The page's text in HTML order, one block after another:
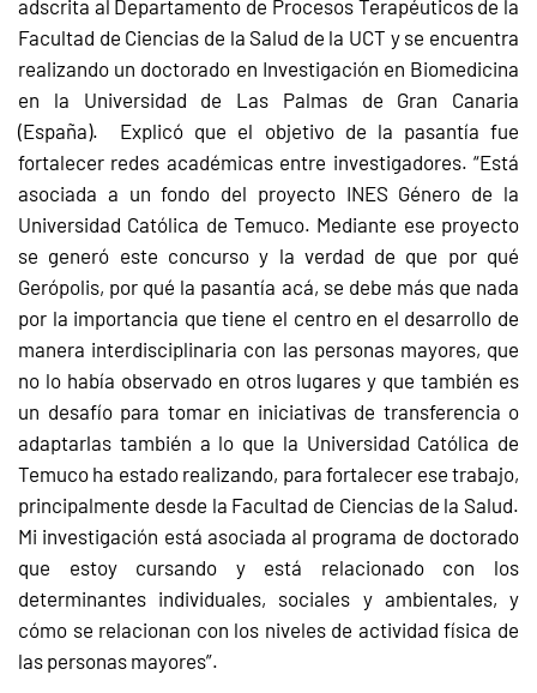
adscrita al Departamento de Procesos Terapéuticos de la
Facultad de Ciencias de la Salud de la UCT y se encuentra
realizando un doctorado en Investigación en Biomedicina
en la Universidad de Las Palmas de Gran Canaria
(España). Explicó que el objetivo de la pasantía fue
fortalecer redes académicas entre investigadores. “Está
asociada a un fondo del proyecto INES Género de la
Universidad Católica de Temuco. Mediante ese proyecto
se generó este concurso y la verdad de que por qué
Gerópolis, por qué la pasantía acá, se debe más que nada
por la importancia que tiene el centro en el desarrollo de
manera interdisciplinaria con las personas mayores, que
no lo había observado en otros lugares y que también es
un desafío para tomar en iniciativas de transferencia o
adaptarlas también a lo que la Universidad Católica de
Temuco ha estado realizando, para fortalecer ese trabajo,
principalmente desde la Facultad de Ciencias de la Salud.
Mi investigación está asociada al programa de doctorado
que estoy cursando y está relacionado con los
determinantes individuales, sociales y ambientales, y
cómo se relacionan con los niveles de actividad física de
las personas mayores”.